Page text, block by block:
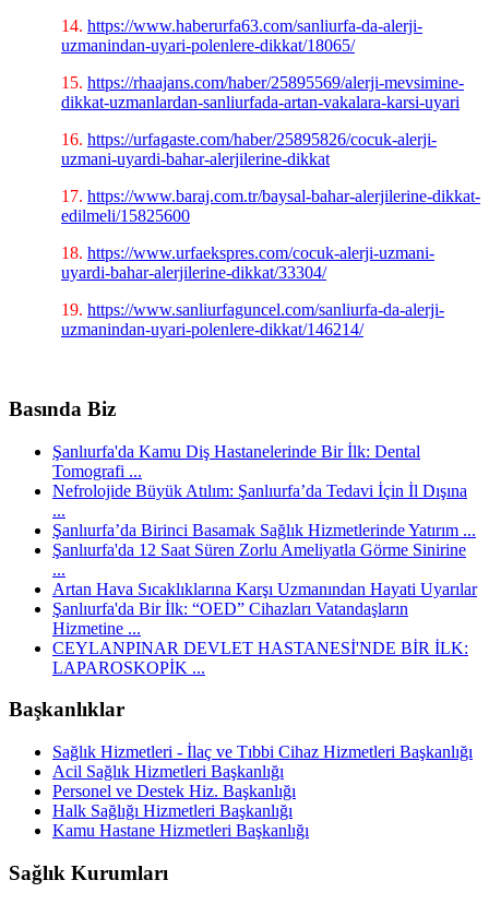
14. https://www.haberurfa63.com/sanliurfa-da-alerji-
uzmanindan-uyari-polenlere-dikkat/18065/
15. https://rhaajans.com/haber/25895569/alerji-mevsimine-
dikkat-uzmanlardan-sanliurfada-artan-vakalara-karsi-uyari
16. https://urfagaste.com/haber/25895826/cocuk-alerji-
uzmani-uyardi-bahar-alerjilerine-dikkat
17. https://www.baraj.com.tr/baysal-bahar-alerjilerine-dikkat-
edilmeli/15825600
18. https://www.urfaekspres.com/cocuk-alerji-uzmani-
uyardi-bahar-alerjilerine-dikkat/33304/
19. https://www.sanliurfaguncel.com/sanliurfa-da-alerji-
uzmanindan-uyari-polenlere-dikkat/146214/
Basında Biz
Şanlıurfa'da Kamu Diş Hastanelerinde Bir İlk: Dental
Tomografi ...
Nefrolojide Büyük Atılım: Şanlıurfa’da Tedavi İçin İl Dışına
...
Şanlıurfa’da Birinci Basamak Sağlık Hizmetlerinde Yatırım ...
Şanlıurfa'da 12 Saat Süren Zorlu Ameliyatla Görme Sinirine
...
Artan Hava Sıcaklıklarına Karşı Uzmanından Hayati Uyarılar
Şanlıurfa'da Bir İlk: “OED” Cihazları Vatandaşların
Hizmetine ...
CEYLANPINAR DEVLET HASTANESİ'NDE BİR İLK:
LAPAROSKOPİK ...
Başkanlıklar
Sağlık Hizmetleri - İlaç ve Tıbbi Cihaz Hizmetleri Başkanlığı
Acil Sağlık Hizmetleri Başkanlığı
Personel ve Destek Hiz. Başkanlığı
Halk Sağlığı Hizmetleri Başkanlığı
Kamu Hastane Hizmetleri Başkanlığı
Sağlık Kurumları